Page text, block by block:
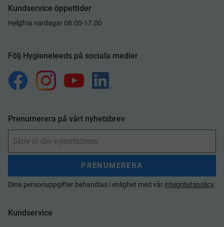
Kundservice öppettider
Helgfria vardagar 08.00-17.00
Följ Hygieneleeds på sociala medier
Prenumerera på vårt nyhetsbrev
PRENUMERERA
Dina personuppgifter behandlas i enlighet med vår integritetspolicy.
Kundservice